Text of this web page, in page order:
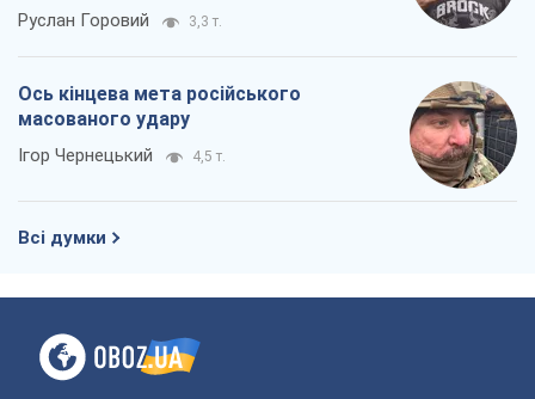
Руслан Горовий 3,3 т.
Ось кінцева мета російського
масованого удару
Ігор Чернецький 4,5 т.
Всі думки